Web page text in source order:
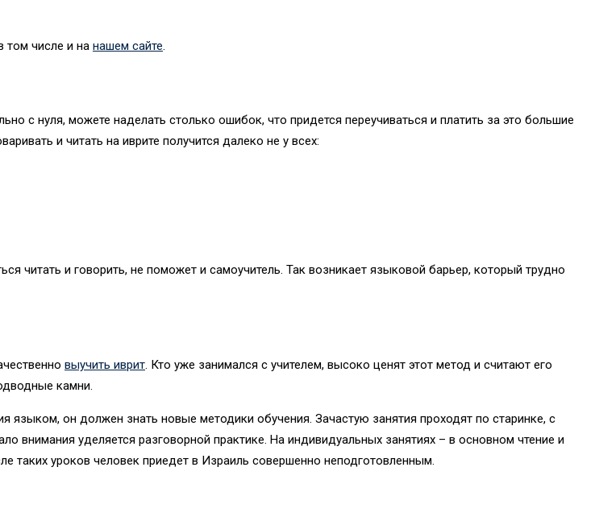
том числе и на нашем сайте
с нуля, можете наделать столько ошибок, что придется переучиваться и платить за это большие
и читать на иврите получится далеко не у всех:
читать и говорить, не поможет и самоучитель. Так возникает языковой барьер, который трудно
выучить иврит . Кто уже занимался с учителем, высоко ценят этот метод и считают его
камни.
он должен знать новые методики обучения. Зачастую занятия проходят по старинке, с
уделяется разговорной практике. На индивидуальных занятиях – в основном чтение и
таких уроков человек приедет в Израиль совершенно неподготовленным.